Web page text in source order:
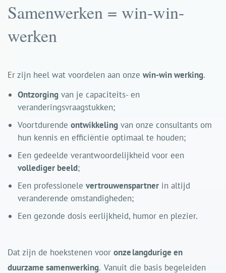
Samenwerken = win-win-
werken
Er zijn heel wat voordelen aan onze win-win werking.
Ontzorging van je capaciteits- en
veranderingsvraagstukken;
Voortdurende ontwikkeling van onze consultants om
hun kennis en efficiëntie optimaal te houden;
Een gedeelde verantwoordelijkheid voor een
vollediger beeld;
Een professionele vertrouwenspartner in altijd
veranderende omstandigheden;
Een gezonde dosis eerlijkheid, humor en plezier.
Dat zijn de hoekstenen voor onze langdurige en
duurzame samenwerking. Vanuit die basis begeleiden